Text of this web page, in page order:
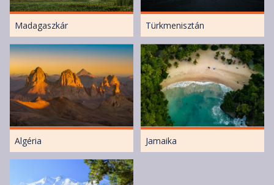
Madagaszkár Türkmenisztán
Algéria Jamaika